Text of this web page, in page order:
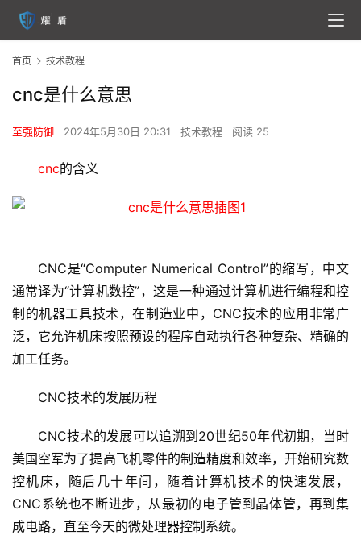
首页 技术教程
cnc是什么意思
至强防御 2024年5月30日 20:31 技术教程 阅读 25
cnc的含义
CNC是“Computer Numerical Control”的缩写，中文
通常译为“计算机数控”，这是一种通过计算机进行编程和控
制的机器工具技术，在制造业中，CNC技术的应用非常广
泛，它允许机床按照预设的程序自动执行各种复杂、精确的
加工任务。
CNC技术的发展历程
CNC技术的发展可以追溯到20世纪50年代初期，当时
美国空军为了提高飞机零件的制造精度和效率，开始研究数
控机床，随后几十年间，随着计算机技术的快速发展，
CNC系统也不断进步，从最初的电子管到晶体管，再到集
成电路，直至今天的微处理器控制系统。